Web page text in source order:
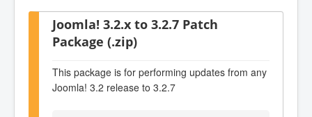
Joomla! 3.2.x to 3.2.7 Patch
Package (.zip)
This package is for performing updates from any
Joomla! 3.2 release to 3.2.7